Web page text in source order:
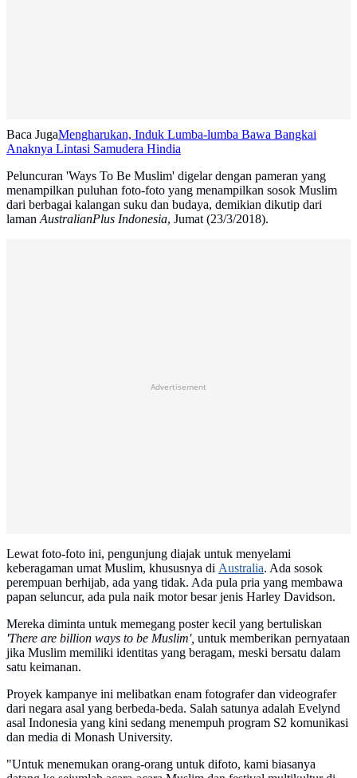
Baca JugaMengharukan, Induk Lumba-lumba Bawa Bangkai
Anaknya Lintasi Samudera Hindia
Peluncuran 'Ways To Be Muslim' digelar dengan pameran yang
menampilkan puluhan foto-foto yang menampilkan sosok Muslim
dari berbagai kalangan suku dan budaya, demikian dikutip dari
lamanAustralianPlus Indonesia, Jumat (23/3/2018).
Advertisement
Lewat foto-foto ini, pengunjung diajak untuk menyelami
keberagaman umat Muslim, khususnya di Australia. Ada sosok
perempuan berhijab, ada yang tidak. Ada pula pria yang membawa
papan seluncur, ada pula naik motor besar jenis Harley Davidson.
Mereka diminta untuk memegang poster kecil yang bertuliskan
'There are billion ways to be Muslim', untuk memberikan pernyataan
jika Muslim memiliki identitas yang beragam, meski bersatu dalam
satu keimanan.
Proyek kampanye ini melibatkan enam fotografer dan videografer
dari negara asal yang berbeda-beda. Salah satunya adalah Evelynd
asal Indonesia yang kini sedang menempuh program S2 komunikasi
dan media di Monash University.
"Untuk menemukan orang-orang untuk difoto, kami biasanya